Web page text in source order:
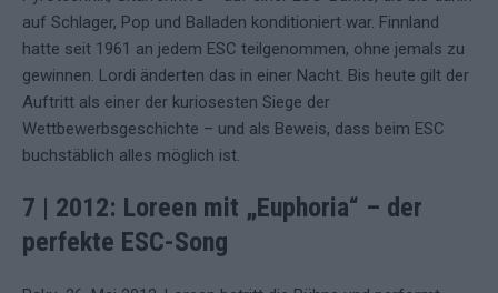
auf Schlager, Pop und Balladen konditioniert war. Finnland
hatte seit 1961 an jedem ESC teilgenommen, ohne jemals zu
gewinnen. Lordi änderten das in einer Nacht. Bis heute gilt der
Auftritt als einer der kuriosesten Siege der
Wettbewerbsgeschichte – und als Beweis, dass beim ESC
buchstäblich alles möglich ist.
7 | 2012: Loreen mit „Euphoria“ – der
perfekte ESC-Song